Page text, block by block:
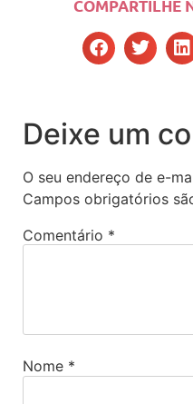
COMPARTILHE
Deixe um
O seu endereço de e-
Campos obrigatórios
Comentário *
Nome *